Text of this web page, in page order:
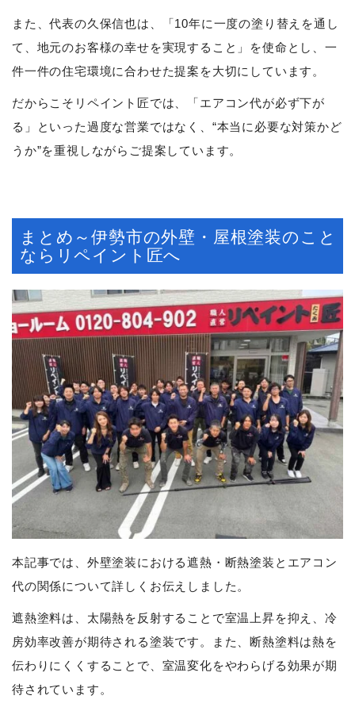
また、代表の久保信也は、「10年に一度の塗り替えを通し
て、地元のお客様の幸せを実現すること」を使命とし、一
件一件の住宅環境に合わせた提案を大切にしています。
だからこそリペイント匠では、「エアコン代が必ず下が
る」といった過度な営業ではなく、“本当に必要な対策かど
うか”を重視しながらご提案しています。
まとめ～伊勢市の外壁・屋根塗装のこと
ならリペイント匠へ
本記事では、外壁塗装における遮熱・断熱塗装とエアコン
代の関係について詳しくお伝えしました。
遮熱塗料は、太陽熱を反射することで室温上昇を抑え、冷
房効率改善が期待される塗装です。また、断熱塗料は熱を
伝わりにくくすることで、室温変化をやわらげる効果が期
待されています。